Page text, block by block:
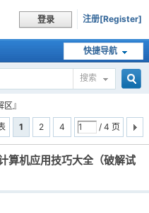
登录 注册[Register]
快捷导航
搜索
索
区』
1
2 4 / 4 页
算机应用技巧大全（破解试